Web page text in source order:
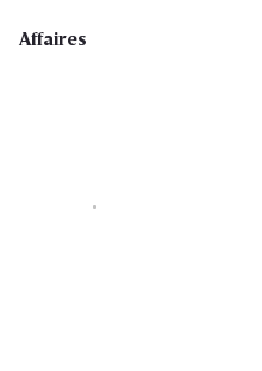
Affaires